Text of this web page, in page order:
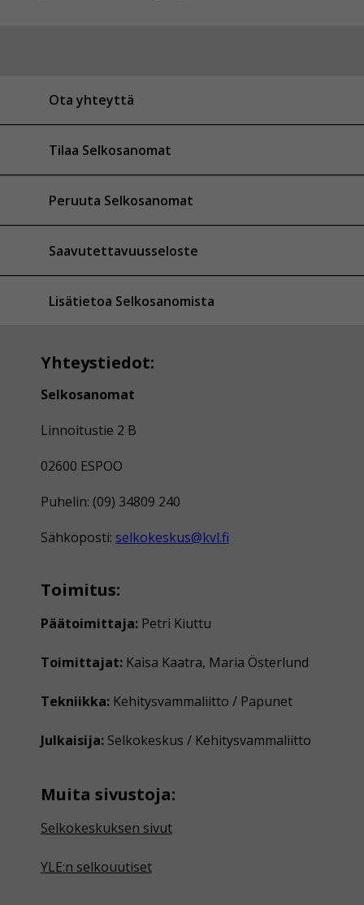
Ota yhteyttä
Tilaa Selkosanomat
Peruuta Selkosanomat
Saavutettavuusseloste
Lisätietoa Selkosanomista
Yhteystiedot:
Selkosanomat
Linnoitustie 2 B
02600 ESPOO
Puhelin: (09) 34809 240
Sähköposti: selkokeskus@kvl.fi
Toimitus:
Päätoimittaja: Petri Kiuttu
Toimittajat: Kaisa Kaatra, Maria Österlund
Tekniikka: Kehitysvammaliitto / Papunet
Julkaisija: Selkokeskus / Kehitysvammaliitto
Muita sivustoja:
Selkokeskuksen sivut
YLE:n selkouutiset